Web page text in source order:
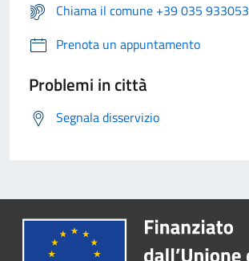
Chiama il comune +39 035 933053
Prenota un appuntamento
Problemi in città
Segnala disservizio